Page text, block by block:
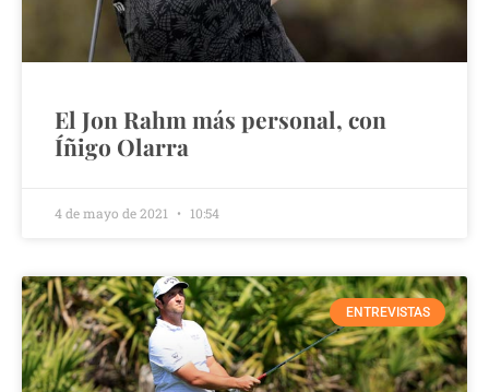
El Jon Rahm más personal, con
Íñigo Olarra
4 de mayo de 2021 10:54
ENTREVISTAS